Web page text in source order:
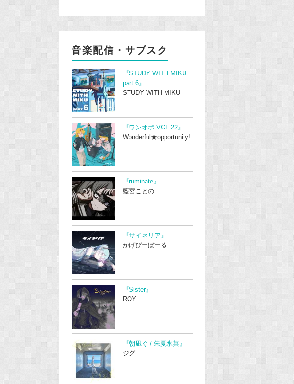
音楽配信・サブスク
『STUDY WITH MIKU
part 6』
STUDY WITH MIKU
『ワンオポ VOL.22』
Wonderful★opportunity!
『ruminate』
藍宮ことの
『サイネリア』
かげぴーぼーる
『Sister』
ROY
『朝凪ぐ / 朱夏氷菓』
ジグ